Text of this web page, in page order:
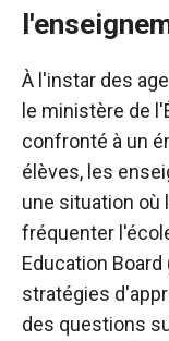
À l'instar des
le ministère de
confronté à un
élèves, les
une situation où
fréquenter
Education
stratégies
des questions